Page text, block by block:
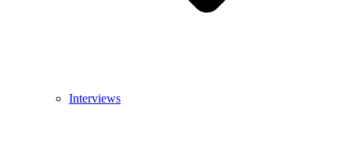
Interviews